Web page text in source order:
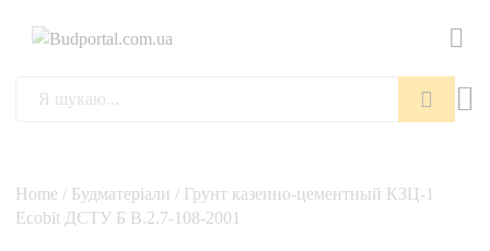
Home / Будматеріали / Грунт казеино-цементный КЗЦ-1
Ecobit ДСТУ Б В.2.7-108-2001